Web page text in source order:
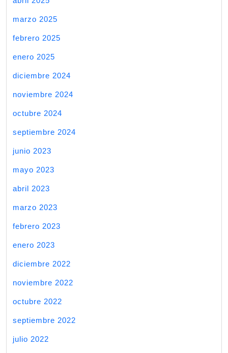
marzo 2025
febrero 2025
enero 2025
diciembre 2024
noviembre 2024
octubre 2024
septiembre 2024
junio 2023
mayo 2023
abril 2023
marzo 2023
febrero 2023
enero 2023
diciembre 2022
noviembre 2022
octubre 2022
septiembre 2022
julio 2022